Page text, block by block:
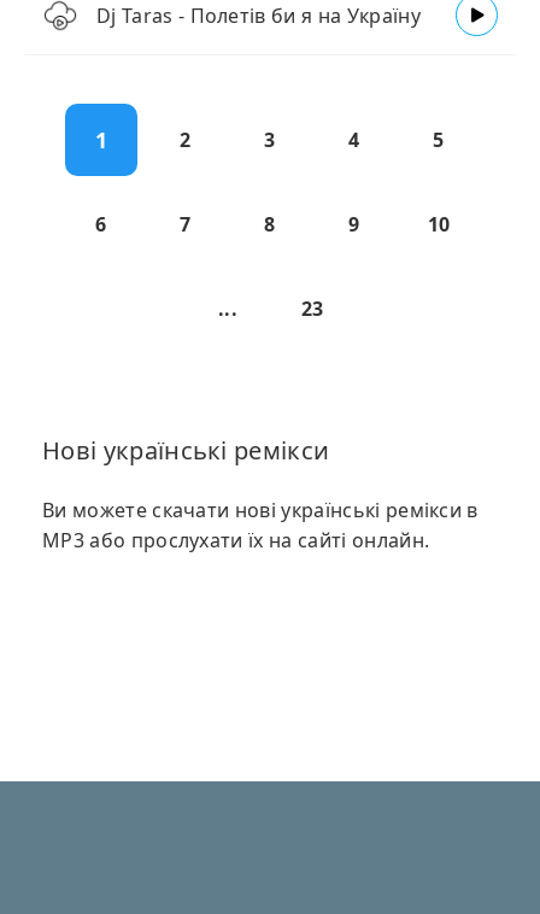
Dj Taras - Полетів би я на Україну
1 2 3 4 5
6 7 8 9 10
... 23
Нові українські ремікси
Ви можете скачати нові українські ремікси в
MP3 або прослухати їх на сайті онлайн.